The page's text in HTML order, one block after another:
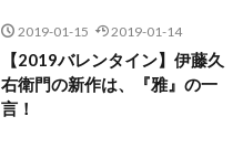
2019-01-15 2019-01-14
【2019バレンタイン】伊藤久
右衛門の新作は、『雅』の一
言！